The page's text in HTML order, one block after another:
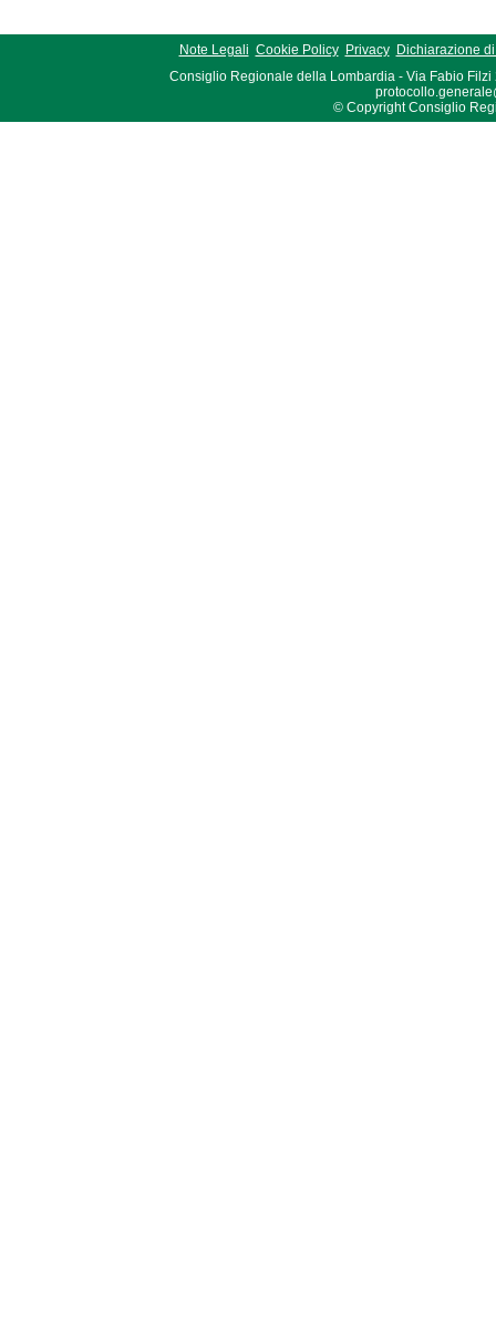
Note Legali Cookie Policy Privacy
Dichiarazione
Consiglio Regionale della Lombardia - Via Fabio Filzi
© Copyright Consiglio